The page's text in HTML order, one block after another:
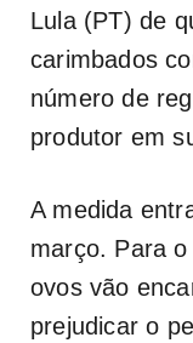
Lula (PT) de
carimbados
número de
produtor em
A medida
março. Para
ovos vão
prejudicar o